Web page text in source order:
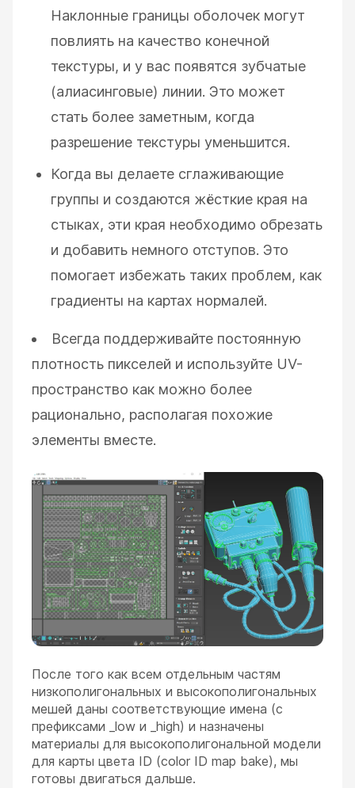
Наклонные границы оболочек могут
повлиять на качество конечной
текстуры, и у вас появятся зубчатые
(алиасинговые) линии. Это может
стать более заметным, когда
разрешение текстуры уменьшится.
Когда вы делаете сглаживающие
группы и создаются жёсткие края на
стыках, эти края необходимо обрезать
и добавить немного отступов. Это
помогает избежать таких проблем, как
градиенты на картах нормалей.
Всегда поддерживайте постоянную
плотность пикселей и используйте UV-
пространство как можно более
рационально, располагая похожие
элементы вместе.
После того как всем отдельным частям
низкополигональных и высокополигональных
мешей даны соответствующие имена (с
префиксами _low и _high) и назначены
материалы для высокополигональной модели
для карты цвета ID (color ID map bake), мы
готовы двигаться дальше.